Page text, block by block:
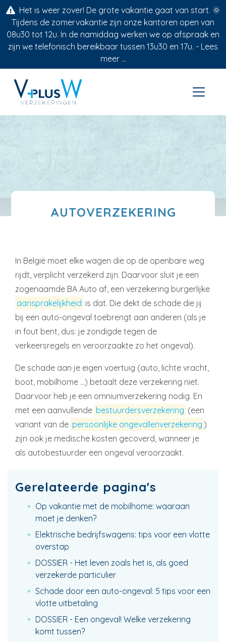
Het is weer zover! De grote vakantie gaat van start. 🌞
Tijdens de zomervakantie zijn onze kantoren open van
08u30 tot 12u. In de namiddag werken we op afspraak en
zijn we telefonisch bereikbaar tussen 13u30 en 17u. - Lees
meer ...
AUTOVERZEKERING
In België moet elke wagen die op de openbare weg
rijdt, verplicht verzekerd zijn. Daarvoor sluit je een
zogenaamde BA Auto af, een verzekering burgerlijke
aansprakelijkheid is dat. Die dekt de schade die jij
bij een auto-ongeval toebrengt aan anderen (als je
in fout bent, dus: je zondigde tegen de
verkeersregels en veroorzaakte zo het ongeval).
De schade aan je eigen voertuig (auto, lichte vracht,
boot, mobilhome …) betaalt deze verzekering niet.
Daarvoor heb je een omniumverzekering nodig. En
met een aanvullende bestuurdersverzekering (een
variant van de persoonlijke ongevallenverzekering )
zijn ook je medische kosten gecoverd, wanneer je
als autobestuurder een ongeval veroorzaakt.
Gerelateerde pagina's
Op vakantie met de mobilhome: waaraan
moet je denken?
Elektrische bedrijfswagens: tips voor een vlotte
overstap
DOSSIER - Het leven zoals het is, als goed
verzekerde particulier
Schade door een auto-ongeval: 5 tips voor een
vlotte uitbetaling
DOSSIER - Een ongeval! Welke verzekering
komt tussen?